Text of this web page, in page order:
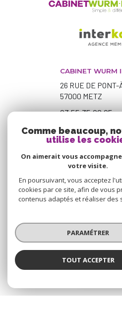
Cabinet
CABINET WURM
26 RUE DE PONT-
57000 METZ
03 55 35 02 95
contact@immo-
NOS
NOUS
Comme beaucoup,
utilise les
On aimerait vous
votre visite.
En poursuivant, vous acceptez
cookies par ce site, afin de vous
contenus adaptés et réaliser des
PARAMÉTRER
TOUT ACCEPTER